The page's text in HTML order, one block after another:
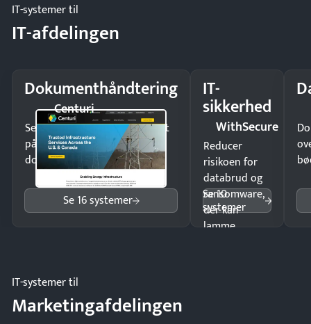
IT-systemer til
IT-afdelingen
Dokumenthåndtering
Centuri
Send kontrakter til underskrift
på minutter og mist ingen
dokumenter.
Se 16 systemer
IT-
sikkerhed
WithSecure
Reducer
risikoen for
databrud og
ransomware,
der kan
lamme
Se 10
systemer
IT-systemer til
Marketingafdelingen